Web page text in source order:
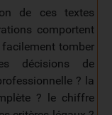
de ces textes
comportent
tomber
décisions de
? la
? le chiffre